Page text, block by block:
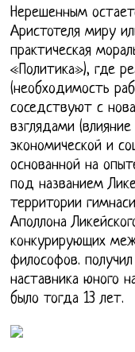
Нерешенным
Аристотеля миру
практическая
«Политика»), где
(необходимость
соседствуют с
взглядами
экономической и
основанной на
под названием
территории
Аполлона
конкурирующих
философов.
наставника юного
было тогда 13 лет.